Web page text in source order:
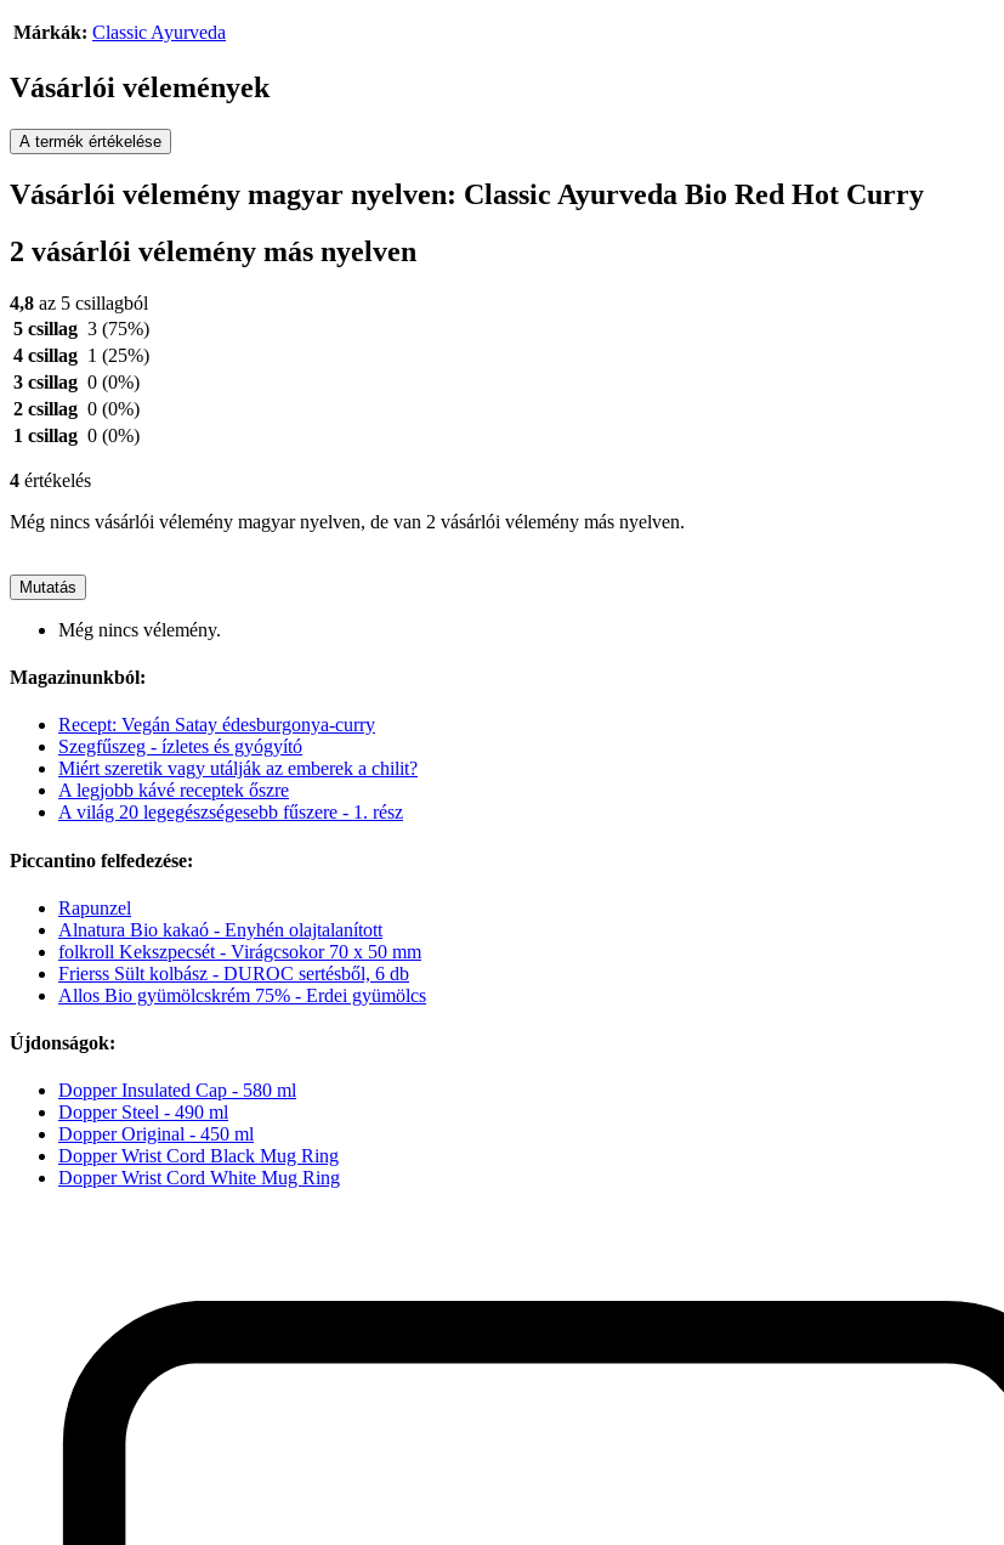
Márkák: Classic Ayurveda
Vásárlói vélemények
A termék értékelése
Vásárlói vélemény magyar nyelven: Classic Ayurveda Bio Red Hot Curry
2 vásárlói vélemény más nyelven
4,8 az 5 csillagból
5 csillag 3 (75%)
4 csillag 1 (25%)
3 csillag 0 (0%)
2 csillag 0 (0%)
1 csillag 0 (0%)
4 értékelés
Még nincs vásárlói vélemény magyar nyelven, de van 2 vásárlói vélemény más nyelven.
Mutatás
Még nincs vélemény.
Magazinunkból:
Recept: Vegán Satay édesburgonya-curry
Szegfűszeg - ízletes és gyógyító
Miért szeretik vagy utálják az emberek a chilit?
A legjobb kávé receptek őszre
A világ 20 legegészségesebb fűszere - 1. rész
Piccantino felfedezése:
Rapunzel
Alnatura Bio kakaó - Enyhén olajtalanított
folkroll Kekszpecsét - Virágcsokor 70 x 50 mm
Frierss Sült kolbász - DUROC sertésből, 6 db
Allos Bio gyümölcskrém 75% - Erdei gyümölcs
Újdonságok:
Dopper Insulated Cap - 580 ml
Dopper Steel - 490 ml
Dopper Original - 450 ml
Dopper Wrist Cord Black Mug Ring
Dopper Wrist Cord White Mug Ring